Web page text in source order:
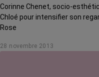
Corinne Chenet, socio-
Chloé pour intensifier son
Rose
28 novembre 2013